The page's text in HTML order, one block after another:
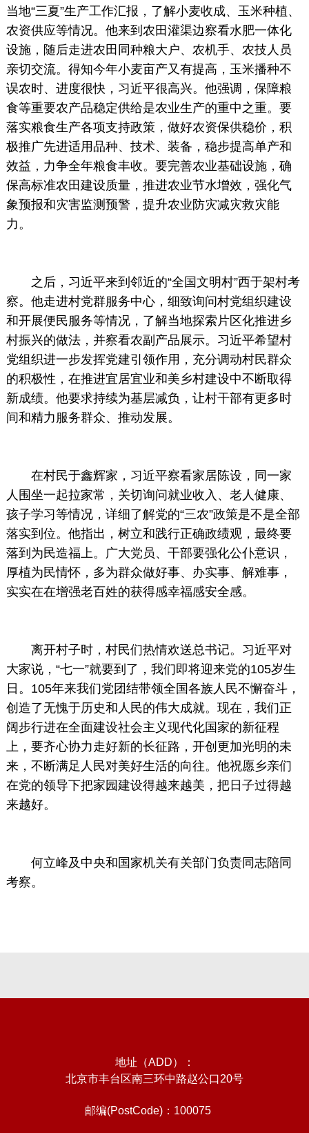
当地“三夏”生产工作汇报，了解小麦收成、玉米种植、
农资供应等情况。他来到农田灌渠边察看水肥一体化
设施，随后走进农田同种粮大户、农机手、农技人员
亲切交流。得知今年小麦亩产又有提高，玉米播种不
误农时、进度很快，习近平很高兴。他强调，保障粮
食等重要农产品稳定供给是农业生产的重中之重。要
落实粮食生产各项支持政策，做好农资保供稳价，积
极推广先进适用品种、技术、装备，稳步提高单产和
效益，力争全年粮食丰收。要完善农业基础设施，确
保高标准农田建设质量，推进农业节水增效，强化气
象预报和灾害监测预警，提升农业防灾减灾救灾能
力。
之后，习近平来到邻近的“全国文明村”西于架村考
察。他走进村党群服务中心，细致询问村党组织建设
和开展便民服务等情况，了解当地探索片区化推进乡
村振兴的做法，并察看农副产品展示。习近平希望村
党组织进一步发挥党建引领作用，充分调动村民群众
的积极性，在推进宜居宜业和美乡村建设中不断取得
新成绩。他要求持续为基层减负，让村干部有更多时
间和精力服务群众、推动发展。
在村民于鑫辉家，习近平察看家居陈设，同一家
人围坐一起拉家常，关切询问就业收入、老人健康、
孩子学习等情况，详细了解党的“三农”政策是不是全部
落实到位。他指出，树立和践行正确政绩观，最终要
落到为民造福上。广大党员、干部要强化公仆意识，
厚植为民情怀，多为群众做好事、办实事、解难事，
实实在在增强老百姓的获得感幸福感安全感。
离开村子时，村民们热情欢送总书记。习近平对
大家说，“七一”就要到了，我们即将迎来党的105岁生
日。105年来我们党团结带领全国各族人民不懈奋斗，
创造了无愧于历史和人民的伟大成就。现在，我们正
阔步行进在全面建设社会主义现代化国家的新征程
上，要齐心协力走好新的长征路，开创更加光明的未
来，不断满足人民对美好生活的向往。他祝愿乡亲们
在党的领导下把家园建设得越来越美，把日子过得越
来越好。
何立峰及中央和国家机关有关部门负责同志陪同
考察。
地址（ADD）：
北京市丰台区南三环中路赵公口20号
邮编(PostCode)：100075